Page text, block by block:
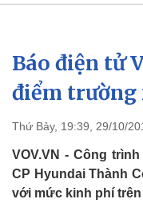
Chính trị
Đảng
Tổ chức nhân sự
Nhận diện sự thật
Báo điện tử
điểm trường
Thứ Bảy, 19:39, 29/10/
VOV.VN - Công
CP Hyundai Thành
với mức kinh phí